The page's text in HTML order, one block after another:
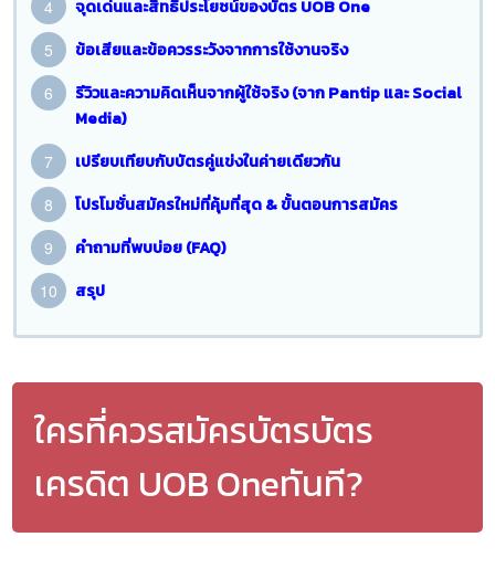
จุดเด่นและสิทธิประโยชน์ของบัตร UOB One
ข้อเสียและข้อควรระวังจากการใช้งานจริง
รีวิวและความคิดเห็นจากผู้ใช้จริง (จาก Pantip และ Social
Media)
เปรียบเทียบกับบัตรคู่แข่งในค่ายเดียวกัน
โปรโมชั่นสมัครใหม่ที่คุ้มที่สุด & ขั้นตอนการสมัคร
คำถามที่พบบ่อย (FAQ)
สรุป
ใครที่ควรสมัครบัตรบัตร
เครดิต UOB Oneทันที?